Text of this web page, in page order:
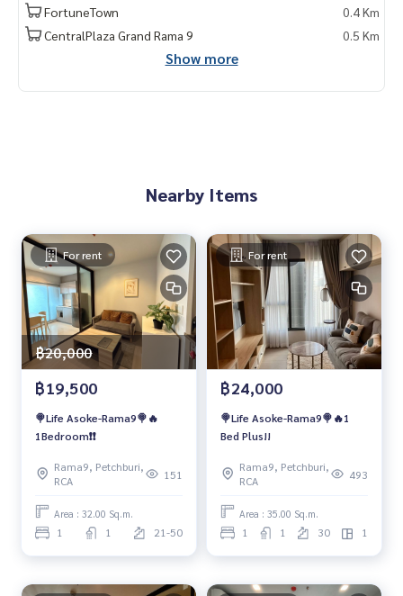
- ตลาดนัดรถไฟรัชดา : 1.8 กม.
- Big C Extra : 1.9 กม.
- The Street รัชดา : 2 กม.
Baimint
#LifeAsokeRama9 #APTHAILAND #เอพีไทยแลนด์ #ไลฟ์อโศก
พระราม9 #คอนโดพระราม9 #คอนโดให้เช่า #คอนโดให้เช่าราค
าถูก #คอนโดใกล้รถไฟฟ้า #คอนโดใกล้MRT
FortuneTown
0.4 Km
CentralPlaza Grand Rama 9
0.5 Km
Show more
Nearby Items
For rent
฿20,000
฿19,500
🍭Life Asoke-Rama9🍭🔥
1Bedroom❗️❗️
Rama9, Petchburi,
RCA
151
Area : 32.00 Sq.m.
1 1 21-50
For rent
฿24,000
🍭Life Asoke-Rama9🍭🔥1
Bed Plus!!
Rama9, Petchburi,
RCA
493
Area : 35.00 Sq.m.
1 1 30 1